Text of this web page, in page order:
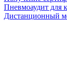
Пневмоаудит для
Дистанционный